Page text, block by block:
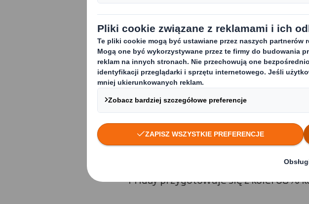
Badanie, które zostało zrealizowane
przeprowadzono z udziałem 2 000 e-
ankiety 32% respondentów zrobiło
dokonało zakupów przez Internet
W ankiecie zapytano konsumentów o
Cyber Monday, czyli w trakcie
detalicznego. Z badania wynika, że
z ofert Cyber Monday wzrosły o 35%
Friday przygotowuje się z kolei 68%